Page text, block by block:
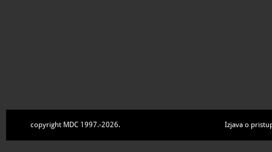
copyright MDC 1997.-2026. Izjava o